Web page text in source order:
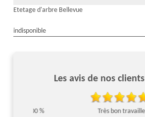
Etetage d'arbre Bellevue
indisponible
Les avis de nos clients
% Très bon travaille !